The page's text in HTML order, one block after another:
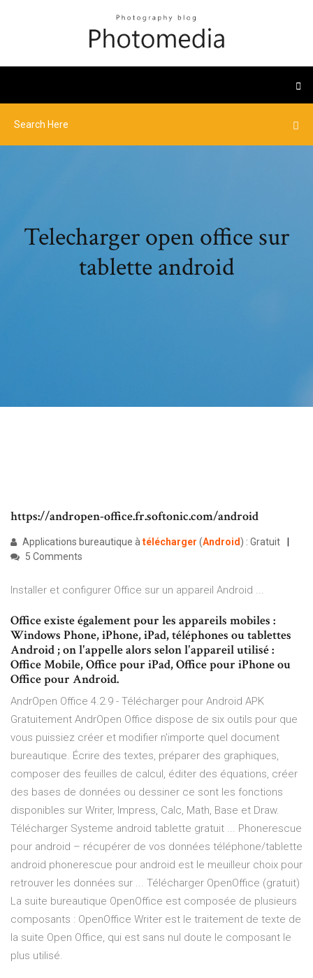
Telecharger open office sur
tablette android
https://andropen-office.fr.softonic.com/android
Applications bureautique àtélécharger (Android) : Gratuit
5 Comments
Installer et configurer Office sur un appareil Android ...
Office existe également pour les appareils mobiles :
Windows Phone, iPhone, iPad, téléphones ou tablettes
Android ; on l'appelle alors selon l'appareil utilisé :
Office Mobile, Office pour iPad, Office pour iPhone ou
Office pour Android.
AndrOpen Office 4.2.9 - Télécharger pour Android APK
Gratuitement AndrOpen Office dispose de six outils pour que
vous puissiez créer et modifier n'importe quel document
bureautique. Écrire des textes, préparer des graphiques,
composer des feuilles de calcul, éditer des équations, créer
des bases de données ou dessiner ce sont les fonctions
disponibles sur Writer, Impress, Calc, Math, Base et Draw.
Télécharger Systeme android tablette gratuit ... Phonerescue
pour android – récupérer de vos données téléphone/tablette
android phonerescue pour android est le meuilleur choix pour
retrouver les données sur ... Télécharger OpenOffice (gratuit)
La suite bureautique OpenOffice est composée de plusieurs
composants : OpenOffice Writer est le traitement de texte de
la suite Open Office, qui est sans nul doute le composant le
plus utilisé.